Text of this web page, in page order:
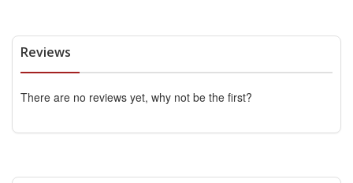
Reviews
There are no reviews yet, why not be the first?